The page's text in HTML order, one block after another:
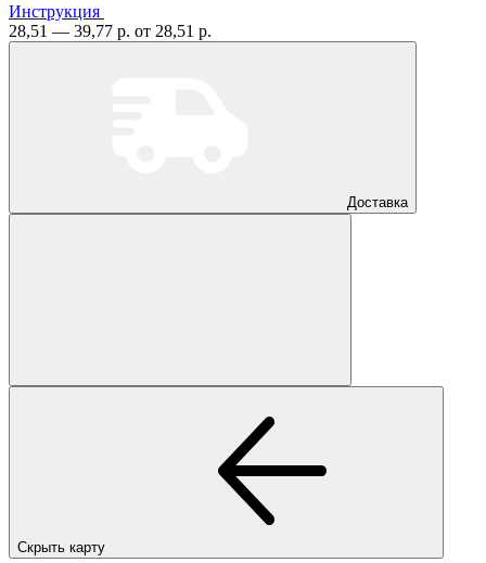
Инструкция
28,51 — 39,77 р. от 28,51 р.
Доставка
Скрыть карту